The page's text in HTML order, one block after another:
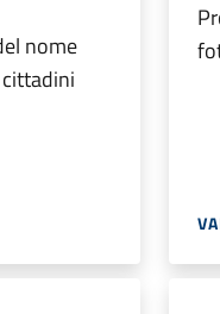
nome